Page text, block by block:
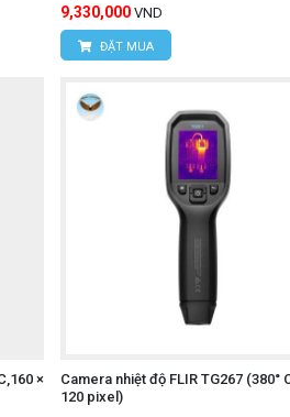
9,330,000 VND
ĐẶT MUA
×
Camera nhiệt độ FLIR TG267 (380°
120 pixel)